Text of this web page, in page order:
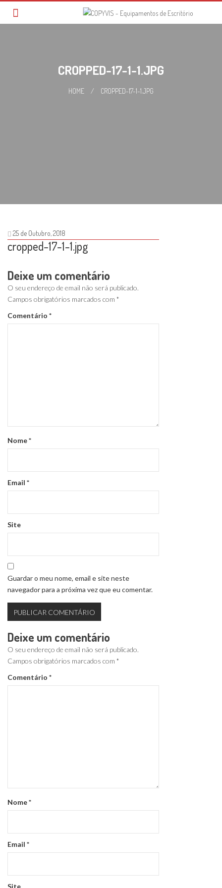
CROPPED-17-1-1.JPG
HOME / CROPPED-17-1-1.JPG
25 de Outubro, 2018
cropped-17-1-1.jpg
Deixe um comentário
O seu endereço de email não será publicado.
Campos obrigatórios marcados com *
Comentário *
Nome*
Email *
Site
Guardar o meu nome, email e site neste
navegador para a próxima vez que eu comentar.
Deixe um comentário
O seu endereço de email não será publicado.
Campos obrigatórios marcados com *
Comentário *
Nome*
Email *
Site